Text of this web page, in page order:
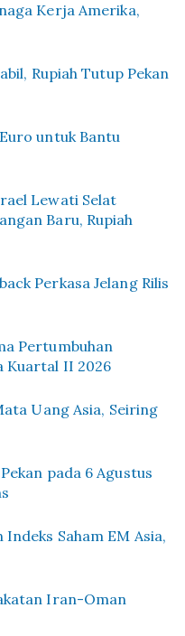
Kerja Amerika,
Rupiah Tutup Pekan
untuk Bantu
Lewati Selat
Baru, Rupiah
Perkasa Jelang Rilis
Pertumbuhan
Kuartal II 2026
Uang Asia, Seiring
pada 6 Agustus
Indeks Saham EM Asia,
Iran-Oman